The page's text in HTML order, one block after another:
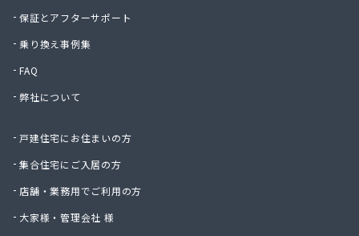
三宝物産株式会社 石巻営業所
山庄商店
勝又総業有限会社
小野喜米店
新日本ガス
西條商店
石巻ガス株式会社
赤間米穀店
保証とアフターサポート
乗り換え事例集
FAQ
弊社について
戸建住宅にお住まいの方
集合住宅にご入居の方
店舗・業務用でご利用の方
大家様・管理会社 様